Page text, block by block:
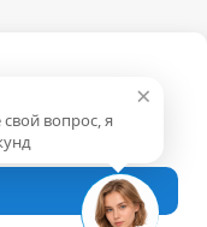
на услуги и
обработки
cookie.
×
вопрос, я